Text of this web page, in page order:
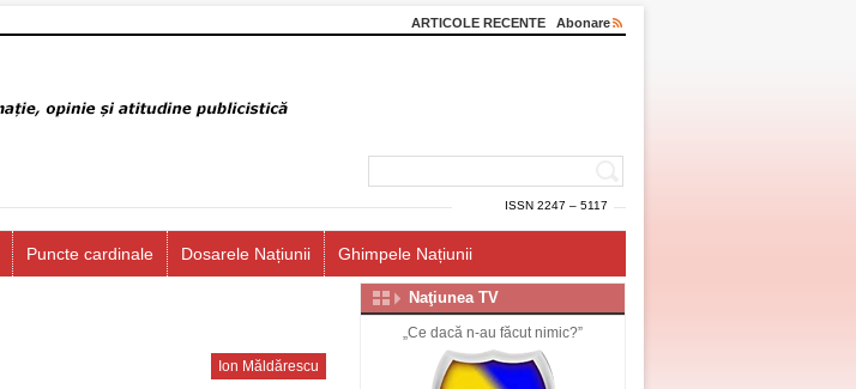
ARTICOLE RECENTE Abonare
ISSN 2247 – 5117
Puncte cardinale Dosarele Națiunii Ghimpele Națiunii
Ion Măldărescu
Naţiunea TV
„Ce dacă n-au făcut nimic?”